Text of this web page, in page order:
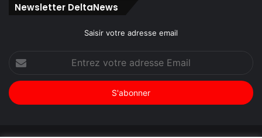
Newsletter DeltaNews
Saisir votre adresse email
votre
adresse
Email